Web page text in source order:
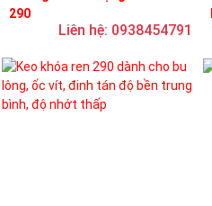
290
Liên hệ: 0938454791